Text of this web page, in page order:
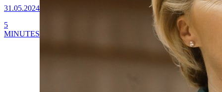
31.05.2024
5
MINUTES